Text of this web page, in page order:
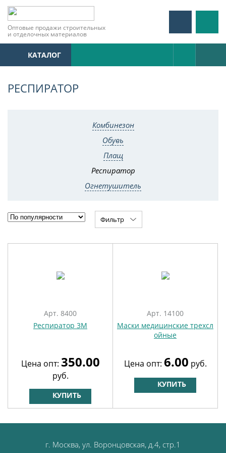
Оптовые продажи строительных
и отделочных материалов
КАТАЛОГ
РЕСПИРАТОР
Комбинезон
Обувь
Плащ
Респиратор
Огнетушитель
Фильтр
Арт. 8400
Респиратор 3M
Цена опт: 350.00
руб.
КУПИТЬ
Арт. 14100
Маски медицинские трехсл
ойные
Цена опт: 6.00 руб.
КУПИТЬ
г. Москва, ул. Воронцовская, д.4, стр.1